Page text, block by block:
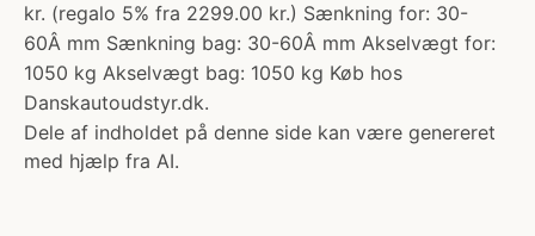
kr. (regalo 5% fra 2299.00 kr.) Sænkning for: 30-
60Â mm Sænkning bag: 30-60Â mm Akselvægt for:
1050 kg Akselvægt bag: 1050 kg Køb hos
Danskautoudstyr.dk.
Dele af indholdet på denne side kan være genereret
med hjælp fra AI.